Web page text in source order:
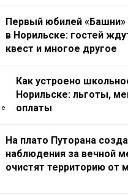
Первый юбилей «Башни»
в Норильске: гостей
квест и многое другое
Как устроено
Норильске: льготы,
оплаты
На плато Путорана
наблюдения за вечной
очистят территорию от